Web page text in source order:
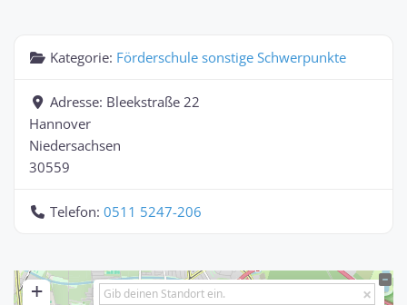
Kategorie: Förderschule sonstige Schwerpunkte
Adresse: Bleekstraße 22
Hannover
Niedersachsen
30559
Telefon: 0511 5247-206
+